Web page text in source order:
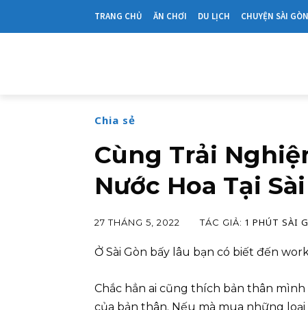
TRANG CHỦ ĂN CHƠI DU LỊCH CHUYỆN SÀI GÒN
Chia sẻ
Cùng Trải
Nước Hoa Tại
27 THÁNG 5, 2022 TÁC GIẢ: 1 PHÚT SÀI
Ở Sài Gòn bấy lâu bạn có biết đến
Chắc hẳn ai cũng thích bản thân
của bản thân. Nếu mà mua những